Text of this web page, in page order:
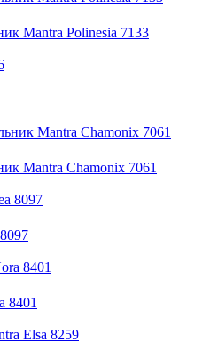
Mantra Polinesia 7133
Mantra Chamonix 7061
8401